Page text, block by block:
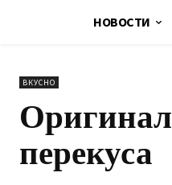
НОВОСТИ
ВКУСНО
перекуса